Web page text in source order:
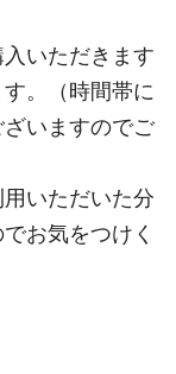
いただきます
。（時間帯に
いますのでご
いただいた分
お気をつけく